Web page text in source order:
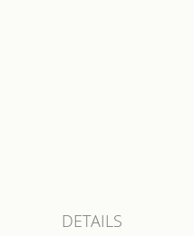
DETAILS